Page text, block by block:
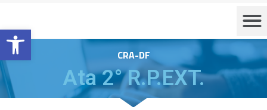
Barra de Ferramentas Aberta
CRA-DF
Ata 2° R.P.EXT.